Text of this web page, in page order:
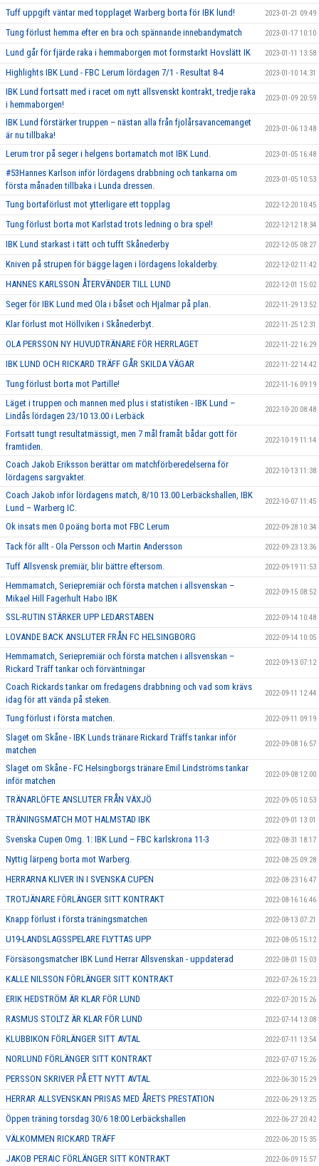
Tuff uppgift väntar med topplaget Warberg borta för IBK lund! 2023-01-21 09:49
Tung förlust hemma efter en bra och spännande innebandymatch 2023-01-17 10:10
Lund går för fjärde raka i hemmaborgen mot formstarkt Hovslätt IK 2023-01-11 13:58
Highlights IBK Lund - FBC Lerum lördagen 7/1 - Resultat 8-4 2023-01-10 14:31
IBK Lund fortsatt med i racet om nytt allsvenskt kontrakt, tredje raka
i hemmaborgen!
2023-01-09 20:59
IBK Lund förstärker truppen – nästan alla från fjolårsavancemanget
är nu tillbaka!
2023-01-06 13:48
Lerum tror på seger i helgens bortamatch mot IBK Lund. 2023-01-05 16:48
#53Hannes Karlson inför lördagens drabbning och tankarna om
första månaden tillbaka i Lunda dressen.
2023-01-05 10:53
Tung bortaförlust mot ytterligare ett topplag 2022-12-20 10:45
Tung förlust borta mot Karlstad trots ledning o bra spel! 2022-12-12 18:34
IBK Lund starkast i tätt och tufft Skånederby 2022-12-05 08:27
Kniven på strupen för bägge lagen i lördagens lokalderby. 2022-12-02 11:42
HANNES KARLSSON ÅTERVÄNDER TILL LUND 2022-12-01 15:02
Seger för IBK Lund med Ola i båset och Hjalmar på plan. 2022-11-29 13:52
Klar förlust mot Höllviken i Skånederbyt. 2022-11-25 12:31
OLA PERSSON NY HUVUDTRÄNARE FÖR HERRLAGET 2022-11-22 16:29
IBK LUND OCH RICKARD TRÄFF GÅR SKILDA VÄGAR 2022-11-22 14:42
Tung förlust borta mot Partille! 2022-11-16 09:19
Läget i truppen och mannen med plus i statistiken - IBK Lund –
Lindås lördagen 23/10 13.00 i Lerbäck
2022-10-20 08:48
Fortsatt tungt resultatmässigt, men 7 mål framåt bådar gott för
framtiden.
2022-10-19 11:14
Coach Jakob Eriksson berättar om matchförberedelserna för
lördagens sargvakter.
2022-10-13 11:38
Coach Jakob inför lördagens match, 8/10 13.00 Lerbäckshallen, IBK
Lund – Warberg IC.
2022-10-07 11:45
Ok insats men 0 poäng borta mot FBC Lerum 2022-09-28 10:34
Tack för allt - Ola Persson och Martin Andersson 2022-09-23 13:36
Tuff Allsvensk premiär, blir bättre eftersom. 2022-09-19 11:53
Hemmamatch, Seriepremiär och första matchen i allsvenskan –
Mikael Hill Fagerhult Habo IBK
2022-09-15 08:52
SSL-RUTIN STÄRKER UPP LEDARSTABEN 2022-09-14 10:48
LOVANDE BACK ANSLUTER FRÅN FC HELSINGBORG 2022-09-14 10:05
Hemmamatch, Seriepremiär och första matchen i allsvenskan –
Rickard Träff tankar och förväntningar
2022-09-13 07:12
Coach Rickards tankar om fredagens drabbning och vad som krävs
idag för att vända på steken.
2022-09-11 12:44
Tung förlust i första matchen. 2022-09-11 09:19
Slaget om Skåne - IBK Lunds tränare Rickard Träffs tankar inför
matchen
2022-09-08 16:57
Slaget om Skåne - FC Helsingborgs tränare Emil Lindströms tankar
inför matchen
2022-09-08 12:00
TRÄNARLÖFTE ANSLUTER FRÅN VÄXJÖ 2022-09-05 10:53
TRÄNINGSMATCH MOT HALMSTAD IBK 2022-09-01 13:01
Svenska Cupen Omg. 1: IBK Lund – FBC karlskrona 11-3 2022-08-31 18:17
Nyttig lärpeng borta mot Warberg. 2022-08-25 09:28
HERRARNA KLIVER IN I SVENSKA CUPEN 2022-08-23 16:47
TROTJÄNARE FÖRLÄNGER SITT KONTRAKT 2022-08-16 16:46
Knapp förlust i första träningsmatchen 2022-08-13 07:21
U19-LANDSLAGSSPELARE FLYTTAS UPP 2022-08-05 15:12
Försäsongsmatcher IBK Lund Herrar Allsvenskan - uppdaterad 2022-08-01 15:03
KALLE NILSSON FÖRLÄNGER SITT KONTRAKT 2022-07-26 15:23
ERIK HEDSTRÖM ÄR KLAR FÖR LUND 2022-07-20 15:26
RASMUS STOLTZ ÄR KLAR FÖR LUND 2022-07-14 13:08
KLUBBIKON FÖRLÄNGER SITT AVTAL 2022-07-11 13:54
NORLUND FÖRLÄNGER SITT KONTRAKT 2022-07-07 15:26
PERSSON SKRIVER PÅ ETT NYTT AVTAL 2022-06-30 15:29
HERRAR ALLSVENSKAN PRISAS MED ÅRETS PRESTATION 2022-06-29 13:25
Öppen träning torsdag 30/6 18:00 Lerbäckshallen 2022-06-27 20:42
VÄLKOMMEN RICKARD TRÄFF 2022-06-20 15:35
JAKOB PERAIC FÖRLÄNGER SITT KONTRAKT 2022-06-09 15:57